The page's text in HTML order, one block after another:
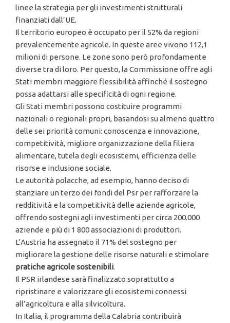
linee la strategia per gli investimenti strutturali
finanziati dall’UE.
Il territorio europeo è occupato per il 52% da regioni
prevalentemente agricole. In queste aree vivono 112,1
milioni di persone. Le zone sono però profondamente
diverse tra di loro. Per questo, la Commissione offre agli
Stati membri maggiore flessibilità affinché il sostegno
possa adattarsi alle specificità di ogni regione.
Gli Stati membri possono costituire programmi
nazionali o regionali propri, basandosi su almeno quattro
delle sei priorità comuni: conoscenza e innovazione,
competitività, migliore organizzazione della filiera
alimentare, tutela degli ecosistemi, efficienza delle
risorse e inclusione sociale.
Le autorità polacche, ad esempio, hanno deciso di
stanziare un terzo dei fondi del Psr per rafforzare la
redditività e la competitività delle aziende agricole,
offrendo sostegni agli investimenti per circa 200.000
aziende e più di 1 800 associazioni di produttori.
L’Austria ha assegnato il 71% del sostegno per
migliorare la gestione delle risorse naturali e stimolare
pratiche agricole sostenibili.
Il PSR irlandese sarà finalizzato soprattutto a
ripristinare e valorizzare gli ecosistemi connessi
all’agricoltura e alla silvicoltura.
In Italia, il programma della Calabria contribuirà